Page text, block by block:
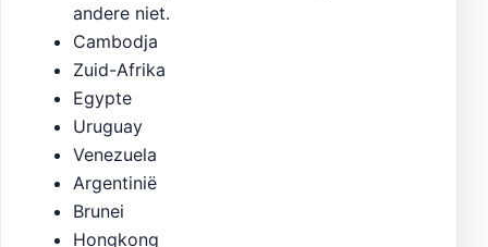
andere niet.
Cambodja
Zuid-Afrika
Egypte
Uruguay
Venezuela
Argentinië
Brunei
Hongkong